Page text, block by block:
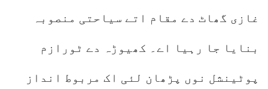
غازی گھاٹ دے مقام اتے سیاحتی منصوبہ
بنایا جا رہیا اے۔ کھیوڑہ دے ٹورازم
پوٹینشل نوں پڑھان لئی اک مربوط انداز